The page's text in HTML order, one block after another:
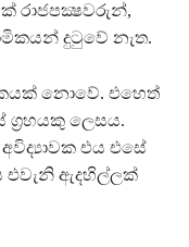
රාජපක්‍ෂවරුන්,
දුටුවේ නැත.
නොවේ. එහෙත්
ලෙසය.
එය එසේ
එවැනි ඇදහිල්ලක්